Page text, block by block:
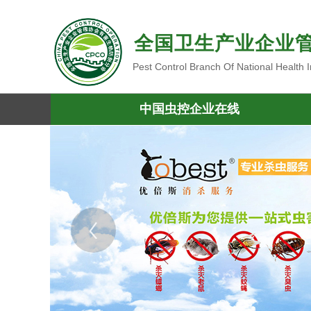
全国卫生产业企业
Pest Control Branch Of National Health
中国虫控企业在线